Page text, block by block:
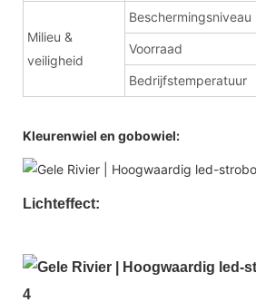
Milieu &
veiligheid
Beschermingsniveau
Voorraad
Bedrijfstemperatuur
Kleurenwiel en gobowiel:
Lichteffect: